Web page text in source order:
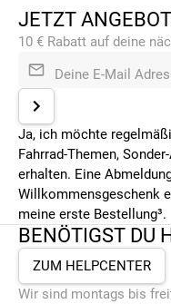
JETZT
10 € Rabatt auf deine
Deine E-Mail
Ja, ich möchte
Fahrrad-Themen,
erhalten. Eine
Willkommensgeschenk
meine erste Bestellung³.
BENÖTIGST DU
ZUM HELPCENTER
Wir sind montags bis